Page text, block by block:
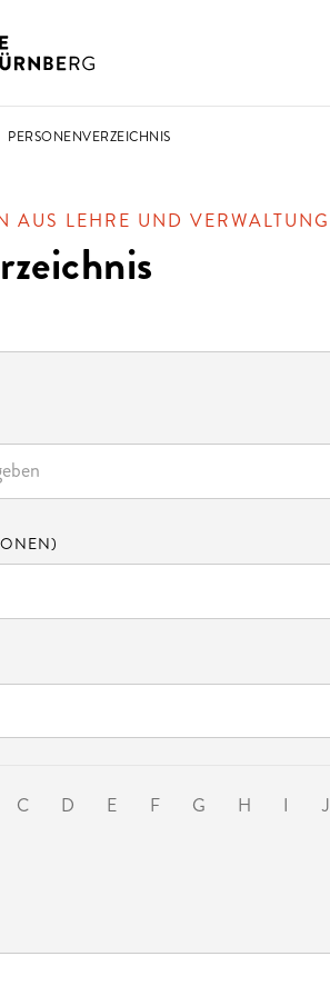
PERSONENVERZEICHNIS
AUS LEHRE UND VERWALTUNG
C D E F G H I J